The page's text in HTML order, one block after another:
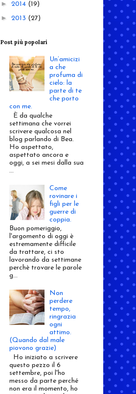
► 2014 (19)
► 2013 (27)
Post più popolari
Un’amicizi
a che
profuma di
cielo: la
parte di te
che porto
con me.
È da qualche
settimana che vorrei
scrivere qualcosa nel
blog parlando di Bea.
Ho aspettato,
aspettato ancora e
oggi, a sei mesi dalla sua
...
Come
rovinare i
figli per le
guerre di
coppia.
Buon pomeriggio,
l'argomento di oggi è
estremamente difficile
da trattare, ci sto
lavorando da settimane
perchè trovare le parole
g...
Non
perdere
tempo,
ringrazia
ogni
attimo.
(Quando dal male
piovono grazie)
Ho iniziato a scrivere
questo pezzo il 6
settembre, poi l'ho
messo da parte perché
non era il momento, ho